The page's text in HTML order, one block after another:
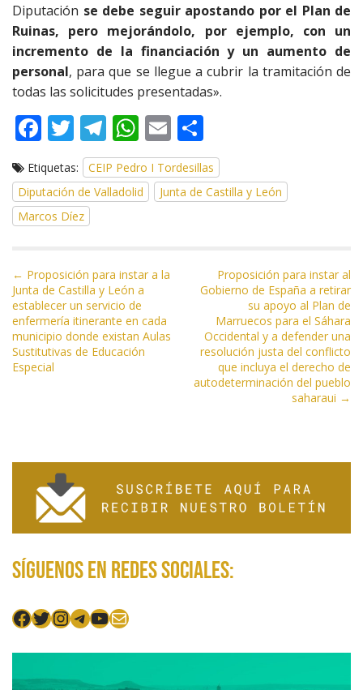
Diputación se debe seguir apostando por el Plan de
Ruinas, pero mejorándolo, por ejemplo, con un
incremento de la financiación y un aumento de
personal, para que se llegue a cubrir la tramitación de
todas las solicitudes presentadas».
F
e
b
o
k
T
w
itt
er
T
el
e
gr
W
h
at
s
p
E
m
ai
l
o
m
p
r
Etiquetas:
CEIP Pedro I Tordesillas
Diputación de Valladolid
Junta de Castilla y León
Marcos Díez
N
a
v
e
g
n
e
t
a
d
a
s
← Proposición para instar a la
Junta de Castilla y León a
establecer un servicio de
enfermería itinerante en cada
municipio donde existan Aulas
Sustitutivas de Educación
Especial
Proposición para instar al
Gobierno de España a retirar
su apoyo al Plan de
Marruecos para el Sáhara
Occidental y a defender una
resolución justa del conflicto
que incluya el derecho de
autodeterminación del pueblo
saharaui →
Síguenos en redes sociales:
Facebook
Twitter
Instagram
Telegram
YouTube
Mail